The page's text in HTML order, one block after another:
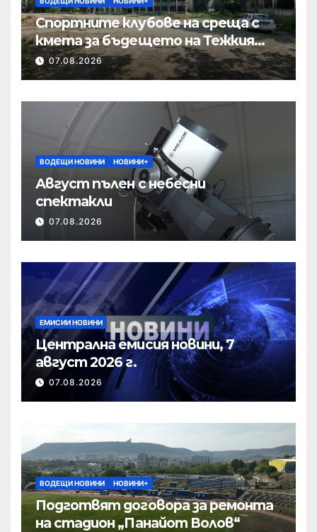
Спортните клубове на среща с
кмета за бъдещето на Тежкия
полк
07.08.2026
ВОДЕЩИ НОВИНИ НОВИНИ+
Август пълен с небесни
спектакли
07.08.2026
ЕМИСИИ НОВИНИ
Централна емисия новини, 7
август 2026 г.
07.08.2026
ВОДЕЩИ НОВИНИ НОВИНИ+
Подготвят договора за ремонта
на стадион „Панайот Волов“